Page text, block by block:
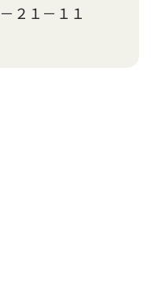
２１－１１